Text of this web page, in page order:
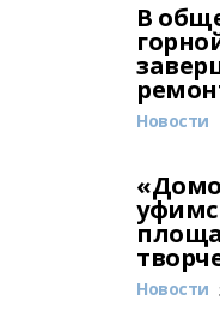
В
Новости
Новости